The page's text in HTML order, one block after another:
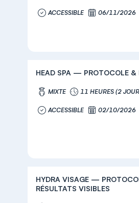
ACCESSIBLE 06/11/2026
HEAD SPA — PROTOCOLE &
MIXTE 11 HEURES (2
ACCESSIBLE 02/10/2026
HYDRA VISAGE —
RÉSULTATS VISIBLES